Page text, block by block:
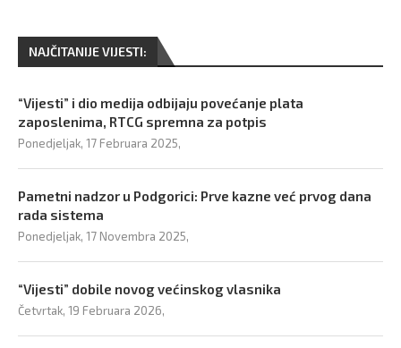
NAJČITANIJE VIJESTI:
“Vijesti” i dio medija odbijaju povećanje plata
zaposlenima, RTCG spremna za potpis
Ponedjeljak, 17 Februara 2025,
Pametni nadzor u Podgorici: Prve kazne već prvog dana
rada sistema
Ponedjeljak, 17 Novembra 2025,
“Vijesti” dobile novog većinskog vlasnika
Četvrtak, 19 Februara 2026,